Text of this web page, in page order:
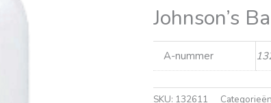
Johnson’s
A-nummer
SKU: 132611